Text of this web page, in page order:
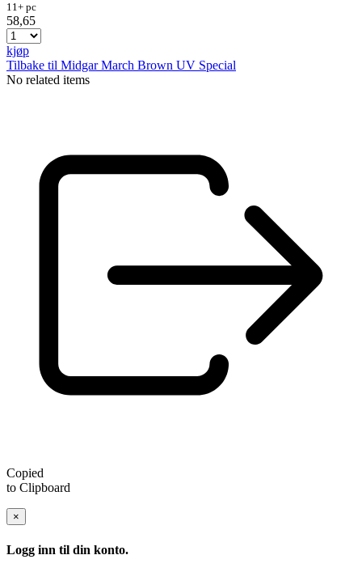
11+ pc
58,65
kjøp
Tilbake til Midgar March Brown UV Special
No related items
Copied
to Clipboard
×
Logg inn til din konto.